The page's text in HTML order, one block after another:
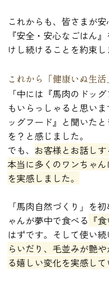
これからも、皆さまが
『安全・安心なごはん
けし続けることを約束し
これから「健康いぬ生
「中には『馬肉のドッ
もいらっしゃると思い
ッグフード』と聞いた
を？と感じました。
でも、 お客様とお話し
本当に多くのワンちゃ
を実感しました。
「馬肉自然づくり」を
ゃんが夢中で食べる 『
はずです。そして使い続
らいだり、毛並みが艶
る嬉しい変化を実感して